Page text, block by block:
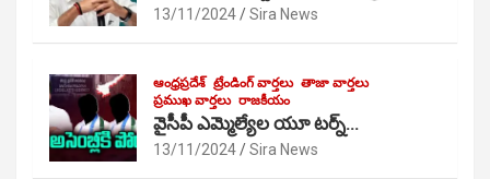
13/11/2024 Sira News
ఆంధ్రప్రదేశ్ ట్రేండింగ్ వార్తలు తాజా వార్తలు
ప్రముఖ వార్తలు రాజకీయం
వైసీపీ ఎమ్మెల్యేల యూ టర్న్…
13/11/2024 Sira News